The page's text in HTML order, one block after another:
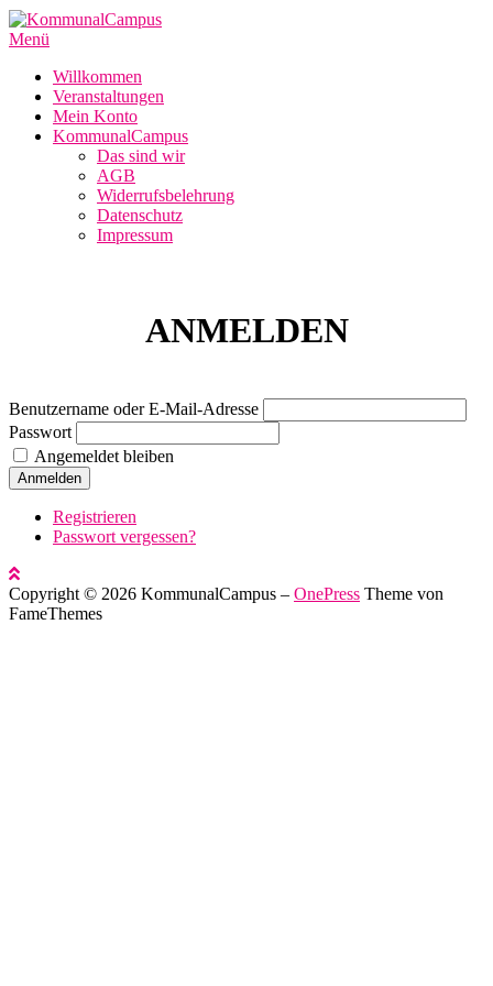
Zum
Inhalt
Menü
Willkommen
Veranstaltungen
Mein Konto
KommunalCampus
Das sind wir
AGB
Widerrufsbelehrung
Datenschutz
Impressum
ANMELDEN
Benutzername oder E-Mail-Adresse
Passwort
Angemeldet bleiben
Anmelden
Registrieren
Passwort vergessen?
Copyright © 2026 KommunalCampus – OnePress Theme von
FameThemes